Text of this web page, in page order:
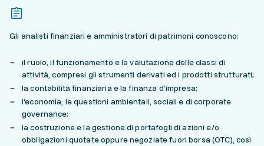
Gli analisti finanziari e amministratori di patrimoni conoscono:
il ruolo, il funzionamento e la valutazione delle classi di
attività, compresi gli strumenti derivati ed i prodotti strutturati;
la contabilità finanziaria e la finanza d’impresa;
l’economia, le questioni ambientali, sociali e di corporate
governance;
la costruzione e la gestione di portafogli di azioni e/o
obbligazioni quotate oppure negoziate fuori borsa (OTC), così